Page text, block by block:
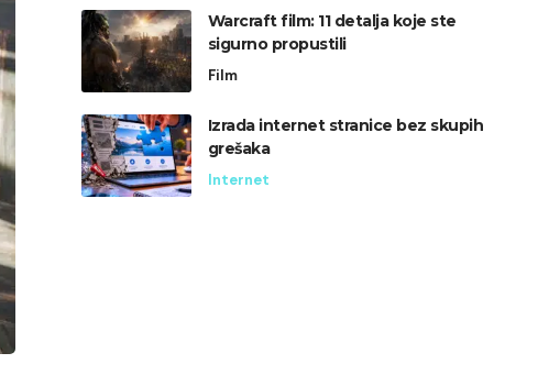
Warcraft film: 11 detalja koje ste
sigurno propustili
Film
Izrada internet stranice bez skupih
grešaka
Internet